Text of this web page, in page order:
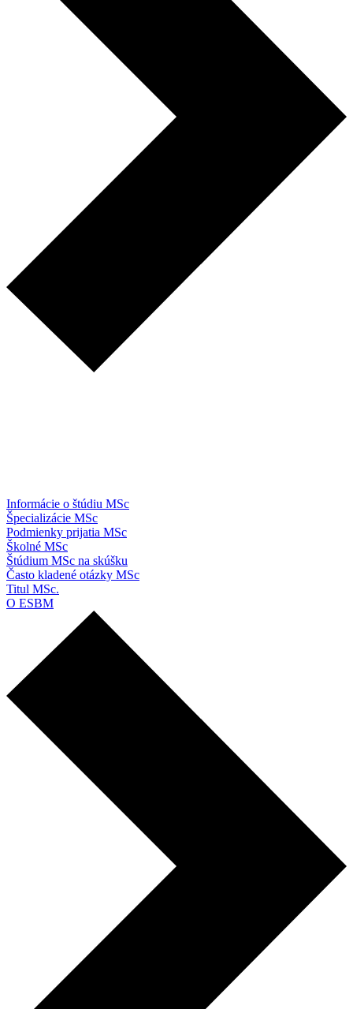
Informácie o štúdiu MSc
Špecializácie MSc
Podmienky prijatia MSc
Školné MSc
Štúdium MSc na skúšku
Často kladené otázky MSc
Titul MSc.
O ESBM